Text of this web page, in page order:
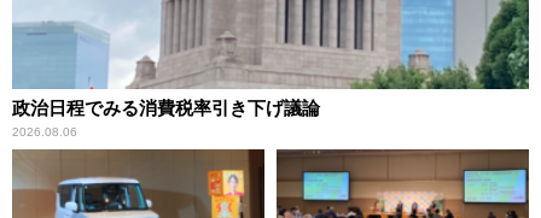
政治日程でみる消費税率引き下げ議論
2026.08.06